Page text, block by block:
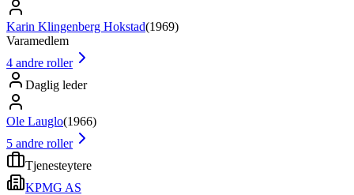
Karin Klingenberg Hokstad(1969)
Varamedlem
4 andre roller
Daglig leder
Ole Lauglo(1966)
5 andre roller
Tjenesteytere
KPMG AS